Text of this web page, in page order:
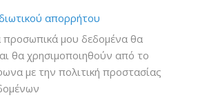
απορρήτου
μου δεδομένα θα
θα χρησιμοποιηθούν από το
με την πολιτική προστασίας